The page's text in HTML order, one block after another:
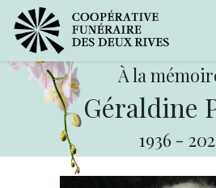
À la
Géraldine
1936 -